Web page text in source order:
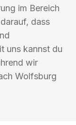
im Bereich
dass
uns kannst du
wir
Wolfsburg